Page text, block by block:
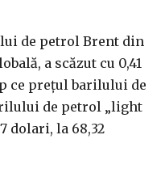
de petrol Brent din
a scăzut cu 0,41
ce preţul barilului de
de petrol „light
dolari, la 68,32